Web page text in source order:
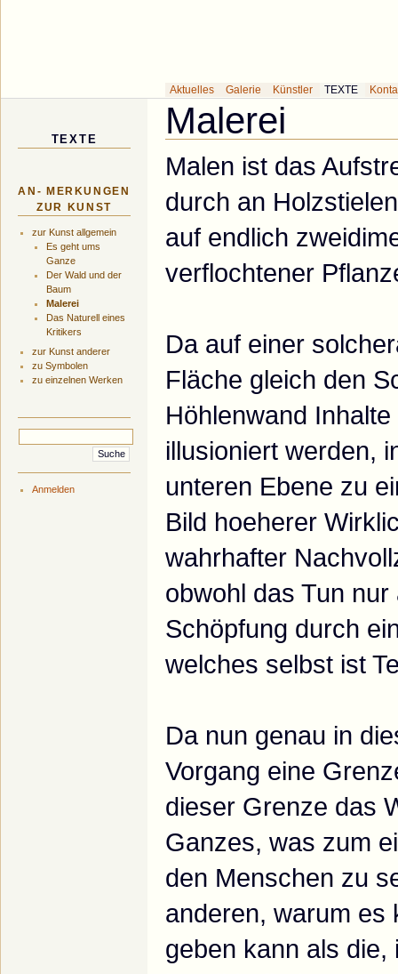
Aktuelles Galerie Künstler TEXTE
TEXTE
AN- MERKUNGEN
ZUR KUNST
zur Kunst allgemein
Es geht ums
Ganze
Der Wald und der
Baum
Malerei
Das Naturell eines
Kritikers
zur Kunst anderer
zu Symbolen
zu einzelnen Werken
Anmelden
Malerei
Malen ist das
durch an
auf endlich
verflochtener
Da auf einer
Fläche gleich den
Höhlenwand
illusioniert werden,
unteren Ebene zu
Bild hoeherer
wahrhafter
obwohl das Tun
Schöpfung durch
welches selbst ist
Da nun genau in
Vorgang eine
dieser Grenze das
Ganzes, was zum
den Menschen zu
anderen, warum es
geben kann als die,